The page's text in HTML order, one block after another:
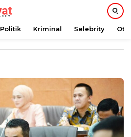
Politik Kriminal Selebrity